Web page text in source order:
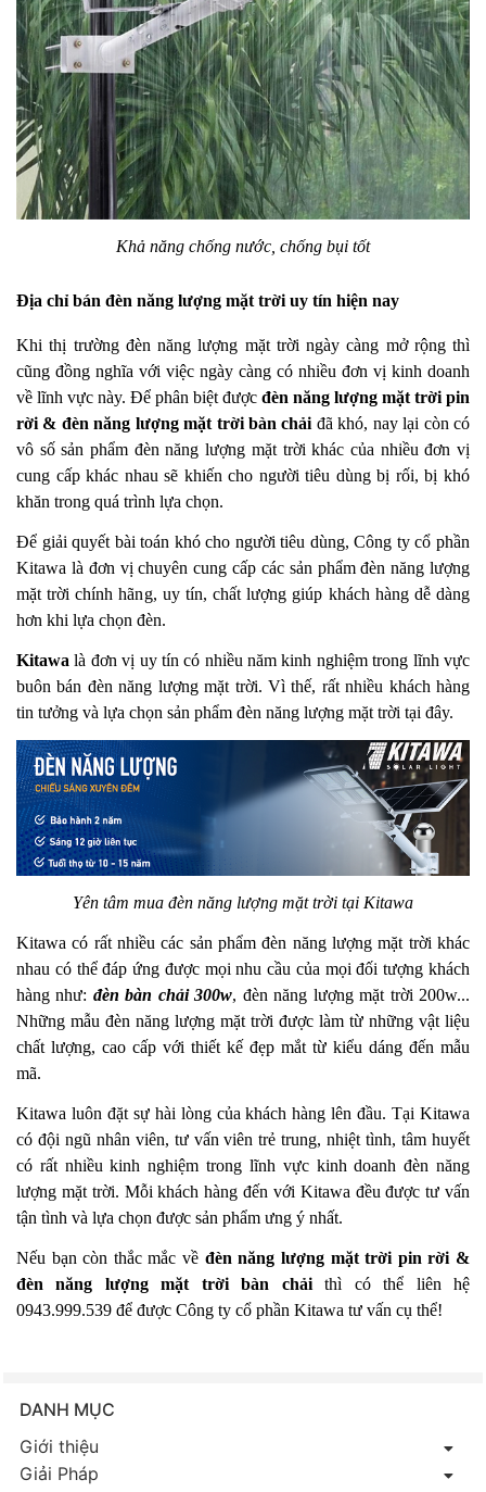
Khả năng chống nước, chống bụi tốt
Địa chỉ bán đèn năng lượng mặt trời uy tín hiện nay
Khi thị trường đèn năng lượng mặt trời ngày càng mở rộng thì
cũng đồng nghĩa với việc ngày càng có nhiều đơn vị kinh doanh
về lĩnh vực này. Để phân biệt được đèn năng lượng mặt trời pin
rời & đèn năng lượng mặt trời bàn chải đã khó, nay lại còn có
vô số sản phẩm đèn năng lượng mặt trời khác của nhiều đơn vị
cung cấp khác nhau sẽ khiến cho người tiêu dùng bị rối, bị khó
khăn trong quá trình lựa chọn.
Để giải quyết bài toán khó cho người tiêu dùng, Công ty cổ phần
Kitawa là đơn vị chuyên cung cấp các sản phẩm đèn năng lượng
mặt trời chính hãng, uy tín, chất lượng giúp khách hàng dễ dàng
hơn khi lựa chọn đèn.
Kitawa là đơn vị uy tín có nhiều năm kinh nghiệm trong lĩnh vực
buôn bán đèn năng lượng mặt trời. Vì thế, rất nhiều khách hàng
tin tưởng và lựa chọn sản phẩm đèn năng lượng mặt trời tại đây.
Yên tâm mua đèn năng lượng mặt trời tại Kitawa
Kitawa có rất nhiều các sản phẩm đèn năng lượng mặt trời khác
nhau có thể đáp ứng được mọi nhu cầu của mọi đối tượng khách
hàng như: đèn bàn chải 300w, đèn năng lượng mặt trời 200w...
Những mẫu đèn năng lượng mặt trời được làm từ những vật liệu
chất lượng, cao cấp với thiết kế đẹp mắt từ kiểu dáng đến mẫu
mã.
Kitawa luôn đặt sự hài lòng của khách hàng lên đầu. Tại Kitawa
có đội ngũ nhân viên, tư vấn viên trẻ trung, nhiệt tình, tâm huyết
có rất nhiều kinh nghiệm trong lĩnh vực kinh doanh đèn năng
lượng mặt trời. Mỗi khách hàng đến với Kitawa đều được tư vấn
tận tình và lựa chọn được sản phẩm ưng ý nhất.
Nếu bạn còn thắc mắc về đèn năng lượng mặt trời pin rời &
đèn năng lượng mặt trời bàn chảithì có thể liên hệ
0943.999.539 để được Công ty cổ phần Kitawa tư vấn cụ thể!
DANH MỤC
Giới thiệu
Giải Pháp